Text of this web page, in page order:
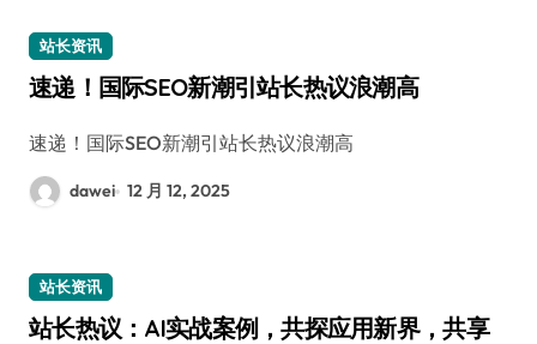
站长资讯
速递！国际SEO新潮引站长热议浪潮高
速递！国际SEO新潮引站长热议浪潮高
dawei 12 月 12, 2025
站长资讯
站长热议：AI实战案例，共探应用新界，共享